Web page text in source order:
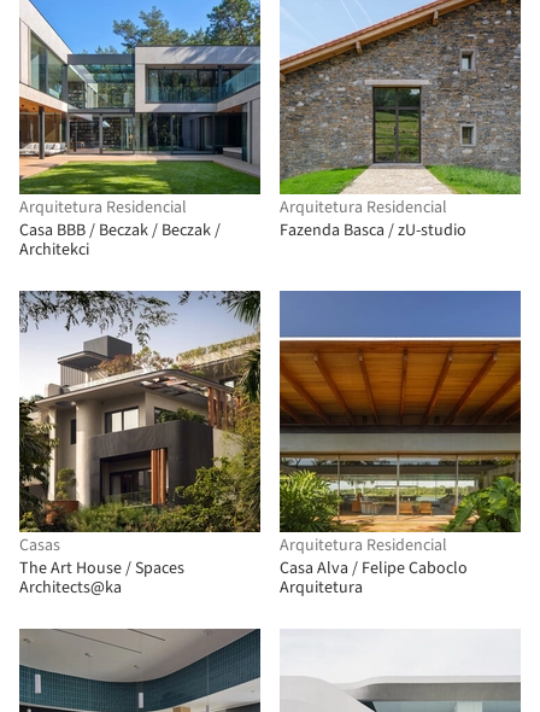
Arquitetura Residencial
Casa BBB / Beczak / Beczak /
Architekci
Arquitetura Residencial
Fazenda Basca / zU-studio
Casas
The Art House / Spaces
Architects@ka
Arquitetura Residencial
Casa Alva / Felipe Caboclo
Arquitetura